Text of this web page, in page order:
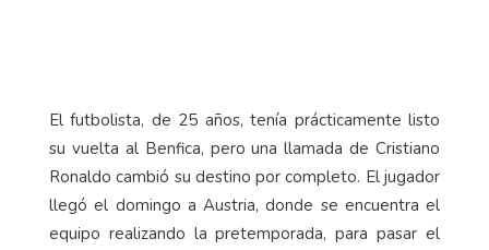
El futbolista, de 25 años, tenía prácticamente listo
su vuelta al Benfica, pero una llamada de Cristiano
Ronaldo cambió su destino por completo. El jugador
llegó el domingo a Austria, donde se encuentra el
equipo realizando la pretemporada, para pasar el